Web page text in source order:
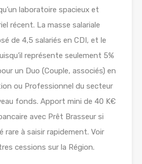
laboratoire spacieux et
récent. La masse salariale
de 4,5 salariés en CDI, et le
représente seulement 5%
un Duo (Couple, associés) en
ou Professionnel du secteur
fonds. Apport mini de 40 K€
avec Prêt Brasseur si
rare à saisir rapidement. Voir
cessions sur la Région.